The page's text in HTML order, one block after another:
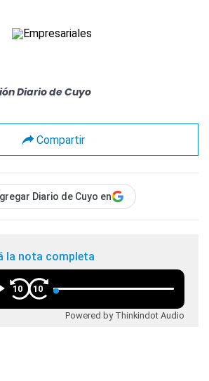
Diario de Cuyo
Compartir
Diario de Cuyo en
la nota completa
10 10
Powered by Thinkindot Audio